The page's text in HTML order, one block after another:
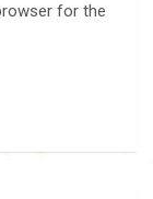
for the